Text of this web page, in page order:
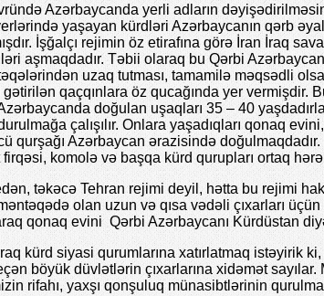
Azərbaycanda yerli adların
yaşayan kürdləri Azərbaycanın qərb
İşğalçı rejimin öz etirafına görə İran İraq
aşmaqdadır. Təbii olaraq bu Qərbi
uzaq tutması, tamamilə məqsədli
qaçqınlara öz qucağında yer
doğulan uşaqları 35 – 40
çalışılır. Onlara yaşadıqları qonaq
qurşağı Azərbaycan ərazisində
komolə və başqa kürd qurupları ortaq
təkəcə Tehran rejimi deyil, hətta bu rejimi
olan uzun və qısa vədəli çıxarları
qonaq evini Qərbi Azərbaycanı Kürdüstan
kürd siyasi qurumlarına xatırlatmaq istəyirik
böyük düvlətlərin çıxarlarına xidəmət
rifahı, yaxşı qonşuluq münasibtlərinin